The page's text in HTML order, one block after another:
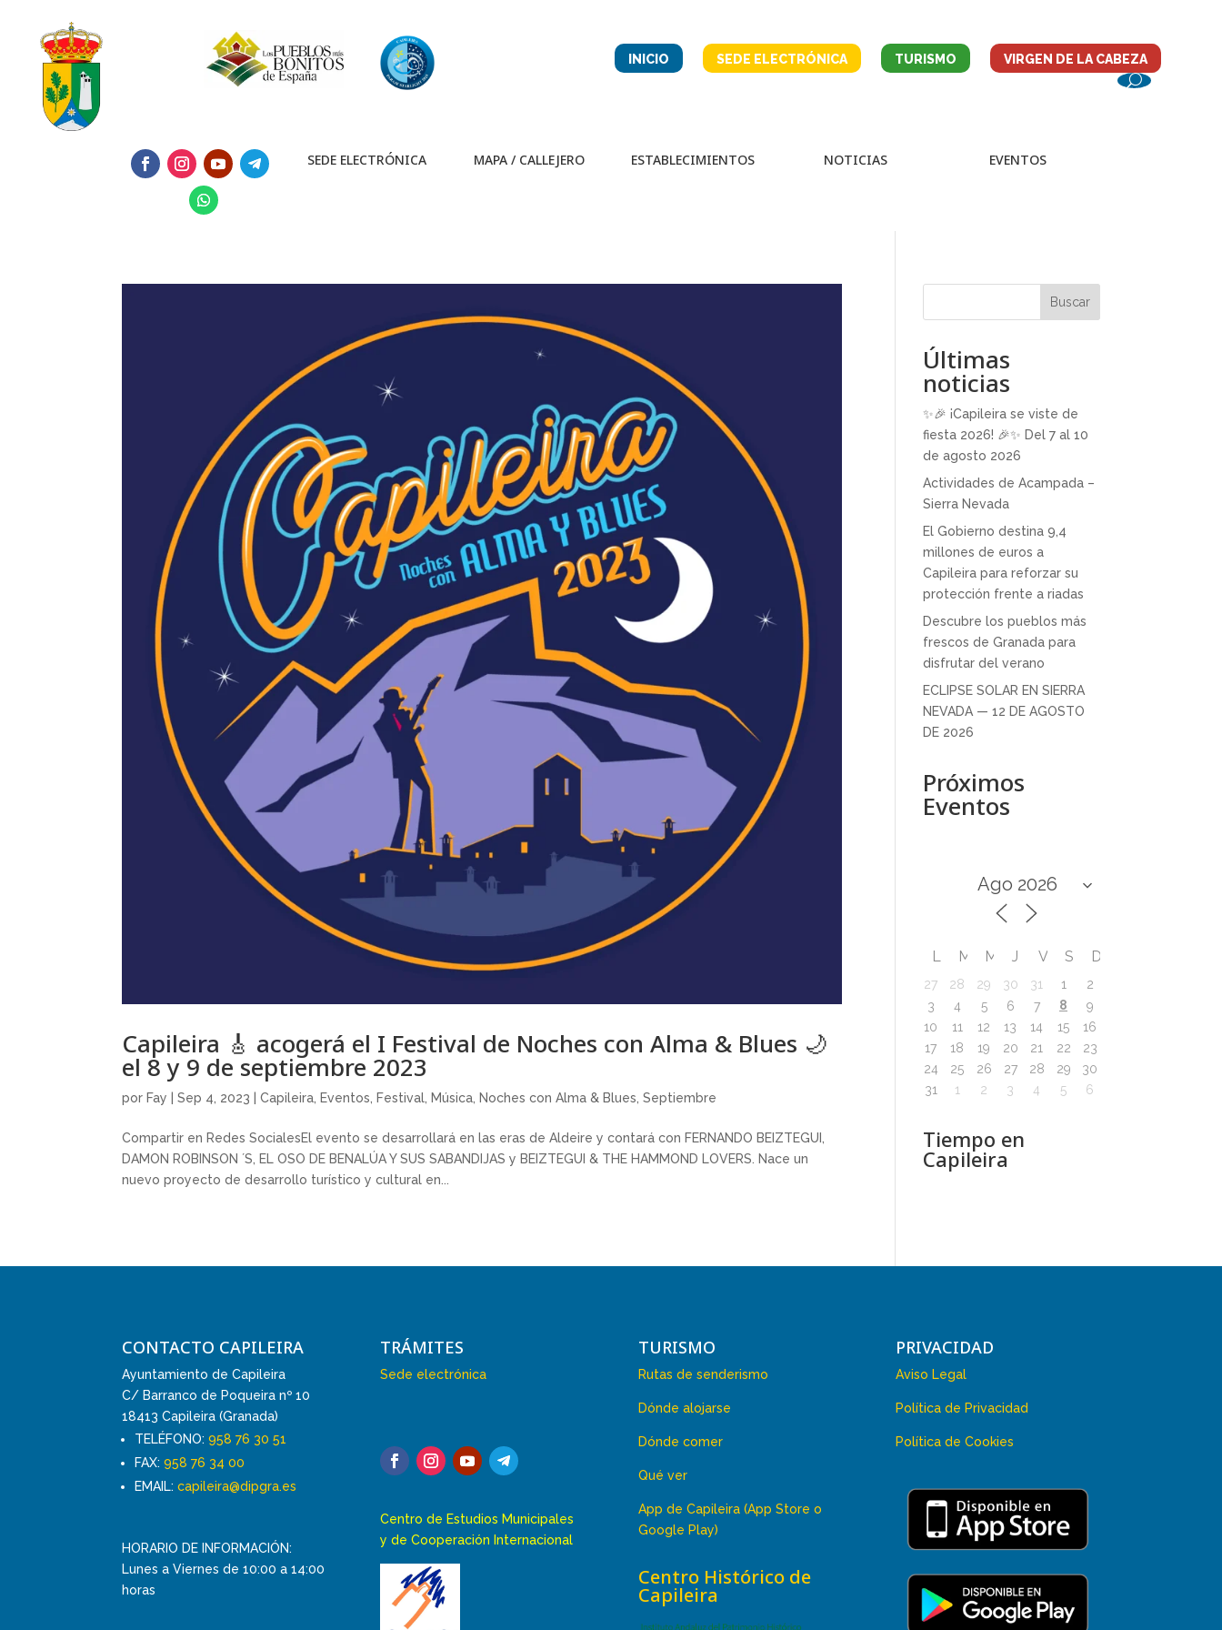
INICIO SEDE ELECTRÓNICA TURISMO VIRGEN DE LA CABEZA
SEDE ELECTRÓNICA MAPA / CALLEJERO ESTABLECIMIENTOS NOTICIAS EVENTOS
Capileira 🎸 acogerá el I Festival de Noches con Alma & Blues 🌙
el 8 y 9 de septiembre 2023
por Fay |Sep 4, 2023 |Capileira Eventos Festival Música Noches con Alma & Blues ,Septiembre
Compartir en Redes SocialesEl evento se desarrollará en las eras de Aldeire y contará con FERNANDO BEIZTEGUI,
DAMON ROBINSON ´S, EL OSO DE BENALÚA Y SUS SABANDIJAS y BEIZTEGUI & THE HAMMOND LOVERS. Nace un
nuevo proyecto de desarrollo turístico y cultural en...
Buscar
Últimas
noticias
✨🎉 ¡Capileira se viste de
fiesta 2026! 🎉✨ Del 7 al 10
de agosto 2026
Actividades de Acampada –
Sierra Nevada
El Gobierno destina 9,4
millones de euros a
Capileira para reforzar su
protección frente a riadas
Descubre los pueblos más
frescos de Granada para
disfrutar del verano
ECLIPSE SOLAR EN SIERRA
NEVADA — 12 DE AGOSTO
DE 2026
Próximos
Eventos
L M M J V S D
27 28 29 30 31 1
2
3
4 5 6 7 8
9
10
11 12 13 14 15
16
17
18 19 20 21 22
23
24
25 26 27 28 29
30
31
1 2 3 4 5 6
Tiempo en
Capileira
CONTACTO CAPILEIRA
Ayuntamiento de Capileira
C/ Barranco de Poqueira nº 10
18413 Capileira (Granada)
TELÉFONO:958 76 30 51
FAX:958 76 34 00
EMAIL:capileira@dipgra.es
HORARIO DE INFORMACIÓN:
Lunes a Viernes de 10:00 a 14:00
horas
TRÁMITES
Sede electrónica
Centro de Estudios Municipales
y de Cooperación Internacional
TURISMO
Rutas de senderismo
Dónde alojarse
Dónde comer
Qué ver
App de Capileira (App Store o
Google Play)
Centro Histórico de
Capileira
PRIVACIDAD
Aviso Legal
Política de Privacidad
Política de Cookies